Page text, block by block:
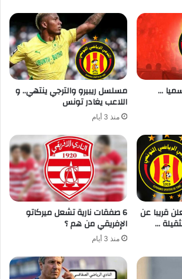
… مسلسل ريبيرو والترجي ينتهي.. و
اللاعب يغادر تونس
منذ 3 أيام
قريبا عن 6 صفقات نارية تشعل ميركاتو
الإفريقي من هم ؟
منذ 3 أيام